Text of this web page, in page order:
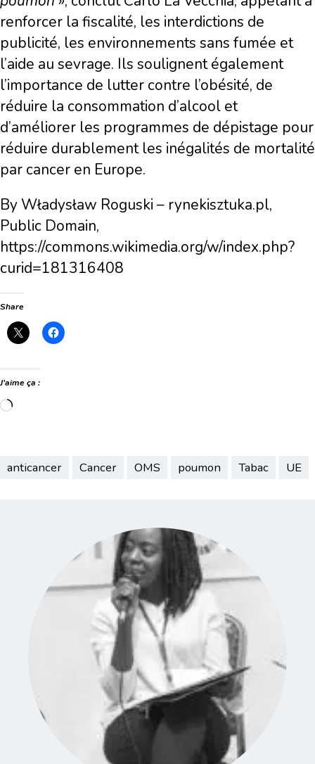
renforcer la fiscalité, les interdictions de
publicité, les environnements sans fumée et
l’aide au sevrage. Ils soulignent également
l’importance de lutter contre l’obésité, de
réduire la consommation d’alcool et
d’améliorer les programmes de dépistage pour
réduire durablement les inégalités de mortalité
par cancer en Europe.
By Władysław Roguski – rynekisztuka.pl,
Public Domain,
https://commons.wikimedia.org/w/index.php?
curid=181316408
Share
J’aime ça :
Chargement…
anticancer Cancer OMS poumon Tabac UE